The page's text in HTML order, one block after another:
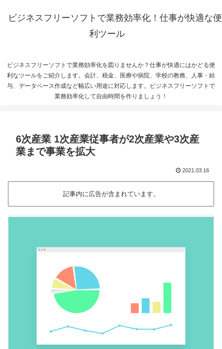
ビジネスフリーソフトで業務効率化！仕事が快適な便
利ツール
ビジネスフリーソフトで業務効率化を図りませんか？仕事が快適にはかどる便
利なツールをご紹介します。会計、税金、医療や病院、学校の教務、人事・給
与、データベース作成など幅広い用途に対応します。ビジネスフリーソフトで
業務効率化して自由時間を作りましょう！
6次産業 1次産業従事者が2次産業や3次産
業まで事業を拡大
2021.03.16
記事内に広告が含まれています。